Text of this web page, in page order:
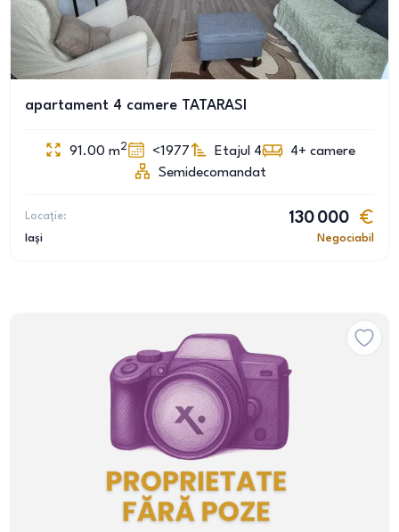
apartament 4 camere TATARASI
91.00 m2 <1977 Etajul 4 4+ camere
Semidecomandat
Locație:
Iași
130 000
Negociabil